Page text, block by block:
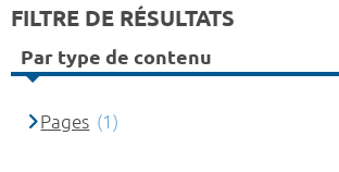
FILTRE DE RÉSULTATS
Par type de contenu
Pages (1)